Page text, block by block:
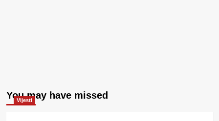
You may have missed
Vijesti